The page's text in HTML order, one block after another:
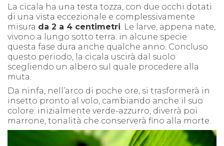
La cicala ha una testa tozza, con due occhi dotati
di una vista eccezionale e complessivamente
misura da 2 a 4 centimetri. Le larve, appena nate,
vivono a lungo sotto terra: in alcune specie
questa fase dura anche qualche anno. Concluso
questo periodo, la cicala uscirà dal suolo
scegliendo un albero sul quale procedere alla
muta.
Da ninfa, nell’arco di poche ore, si trasformerà in
insetto pronto al volo, cambiando anche il suo
colore: inizialmente verde-azzurro, diverrà poi
marrone, tonalità che conserverà fino alla morte.